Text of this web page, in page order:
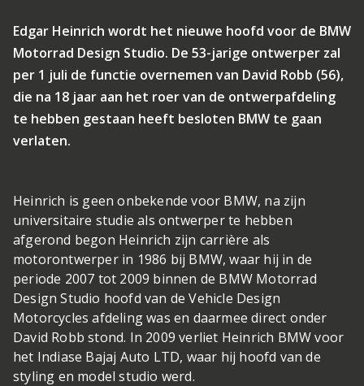
Edgar Heinrich wordt het nieuwe hoofd voor de BMW
Motorrad Design Studio. De 53-jarige ontwerper zal
per 1 juli de functie overnemen van David Robb (56),
die na 18 jaar aan het roer van de ontwerpafdeling
te hebben gestaan heeft besloten BMW te gaan
verlaten.
Heinrich is geen onbekende voor BMW, na zijn
universitaire studie als ontwerper te hebben
afgerond begon Heinrich zijn carrière als
motorontwerper in 1986 bij BMW, waar hij in de
periode 2007 tot 2009 binnen de BMW Motorrad
Design Studio hoofd van de Vehicle Design
Motorcycles afdeling was en daarmee direct onder
David Robb stond. In 2009 verliet Heinrich BMW voor
het Indiase Bajaj Auto LTD, waar hij hoofd van de
styling en model studio werd.